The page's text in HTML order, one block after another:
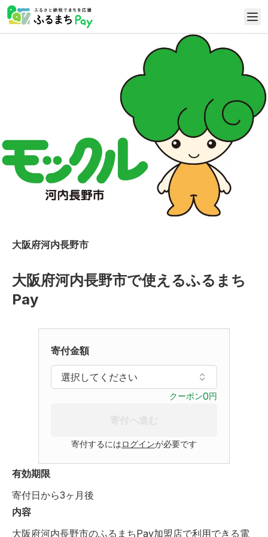
大阪府河内長野市
大阪府河内長野市で使えるふるまち
Pay
寄付金額
選択してください
クーポン0円
寄付するにはログインが必要です
有効期限
寄付日から3ヶ月後
内容
大阪府河内長野市のふるまちPay加盟店で利用できる電